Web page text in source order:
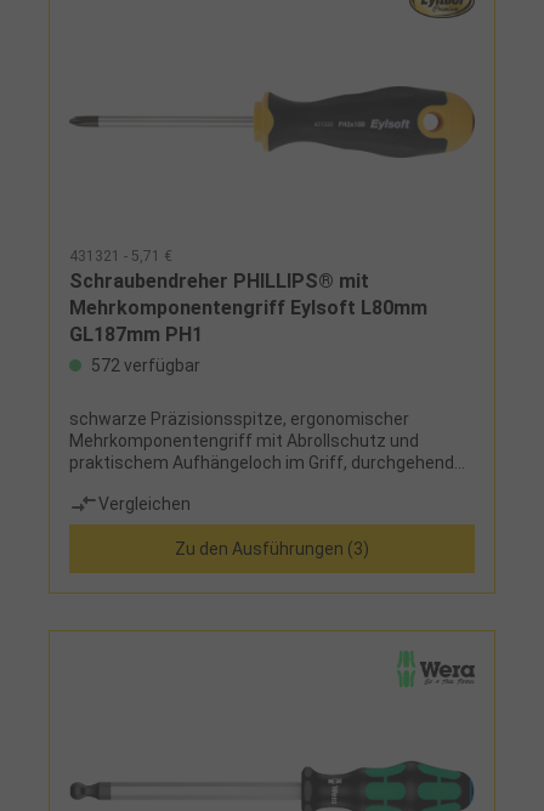
431321 - 5,71 €
Schraubendreher PHILLIPS® mit
Mehrkomponentengriff Eylsoft L80mm
GL187mm PH1
572 verfügbar
schwarze Präzisionsspitze, ergonomischer
Mehrkomponentengriff mit Abrollschutz und
praktischem Aufhängeloch im Griff, durchgehend
Vergleichen
Zu den Ausführungen (3)